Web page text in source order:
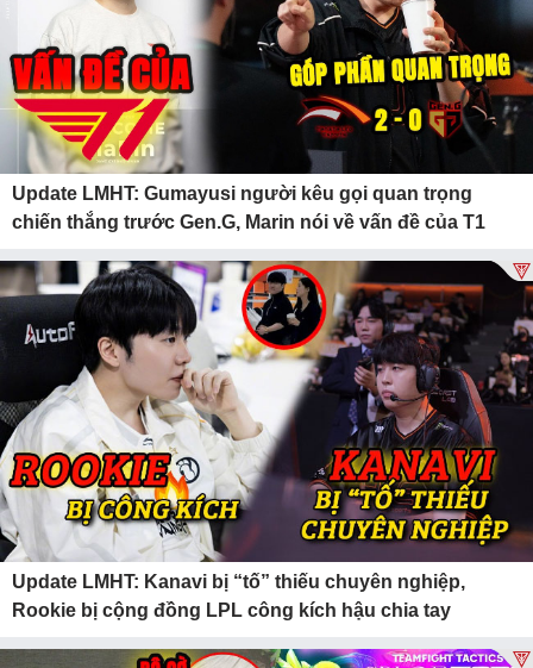
Update LMHT: Gumayusi người kêu gọi quan trọng
chiến thắng trước Gen.G, Marin nói về vấn đề của T1
Update LMHT: Kanavi bị “tố” thiếu chuyên nghiệp,
Rookie bị cộng đồng LPL công kích hậu chia tay